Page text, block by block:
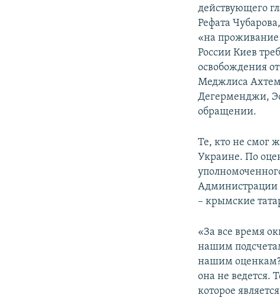
действующего
Рефата
«на проживание
России Киев
освобождения
Меджлиса
Дегерменджи,
обращении.
Те, кто не смог
Украине. По
Администрации
– крымские
«За все время
нашим
нашим оценкам?
она не ведется.
которое